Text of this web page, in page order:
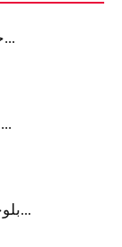
خطے میں اب ایک نیوآرڈر نا...
خاران بازار سے دن دہاڑے ا...
بلوچستان: ضلع موسیٰ خیل م...